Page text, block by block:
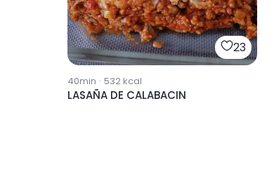
23
40min · 532kcal
LASAÑA DE CALABACIN